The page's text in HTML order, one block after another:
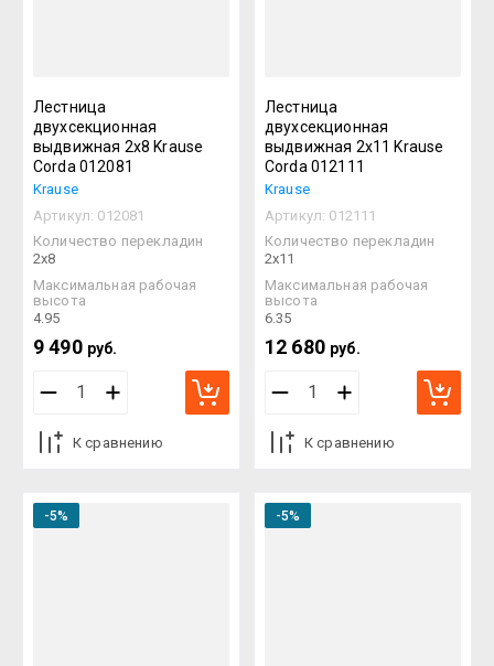
Лестница
двухсекционная
выдвижная 2х8 Krause
Corda 012081
Krause
Артикул: 012081
Количество перекладин
2х8
Максимальная рабочая
высота
4.95
9 490 руб.
К сравнению
Лестница
двухсекционная
выдвижная 2х11 Krause
Corda 012111
Krause
Артикул: 012111
Количество перекладин
2х11
Максимальная рабочая
высота
6.35
12 680 руб.
К сравнению
-5% -5%